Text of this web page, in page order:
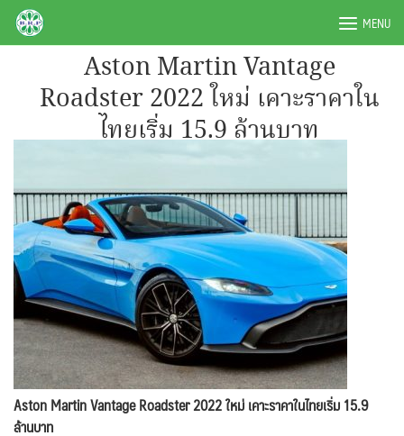
SkipBRPAUTO.COM MENU
Aston Martin Vantage
Roadster 2022 ใหม่ เคาะราคาใน
ไทยเริ่ม 15.9 ล้านบาท
Aston Martin Vantage Roadster 2022 ใหม่ เคาะราคาในไทยเริ่ม 15.9
ล้านบาท